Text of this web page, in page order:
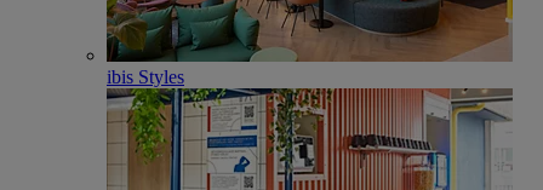
ibis Styles